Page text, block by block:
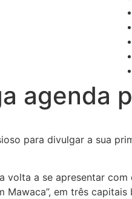
agenda
para divulgar a sua
volta a se apresentar com
Mawaca”, em três capitais